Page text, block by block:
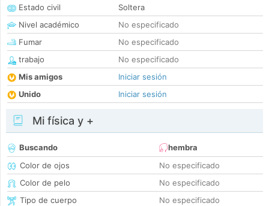
Estado civil
Soltera
Nivel académico
No especificado
Fumar
No especificado
trabajo
No especificado
Mis amigos
Iniciar sesión
Unido
Iniciar sesión
Mi física y +
Buscando
hembra
Color de ojos
No especificado
Color de pelo
No especificado
Tipo de cuerpo
No especificado